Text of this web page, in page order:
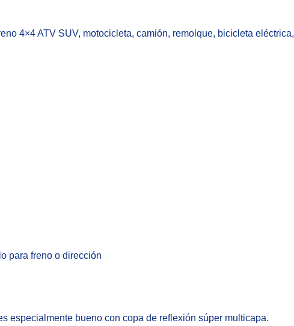
4×4 ATV SUV, motocicleta, camión, remolque, bicicleta eléctrica,
para freno o dirección
especialmente bueno con copa de reflexión súper multicapa.